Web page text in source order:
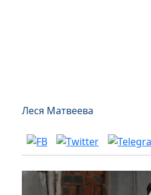
Леся Матвеева